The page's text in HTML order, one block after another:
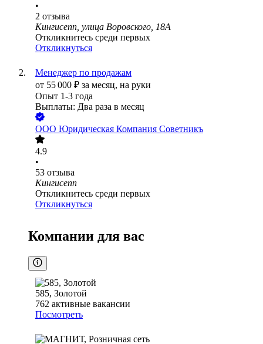
•
2 отзыва
Кингисепп, улица Воровского, 18А
Откликнитесь среди первых
Откликнуться
Менеджер по продажам
от 55 000 ₽ за месяц, на руки
Опыт 1-3 года
Выплаты: Два раза в месяц
ООО Юридическая Компания Советникъ
4.9
•
53 отзыва
Кингисепп
Откликнитесь среди первых
Откликнуться
Компании для вас
585, Золотой
762 активные вакансии
Посмотреть